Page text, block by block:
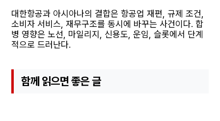
대한항공과 아시아나의 결합은 항공업 재편, 규제 조건,
소비자 서비스, 재무구조를 동시에 바꾸는 사건이다. 합
병 영향은 노선, 마일리지, 신용도, 운임, 슬롯에서 단계
적으로 드러난다.
함께 읽으면 좋은 글